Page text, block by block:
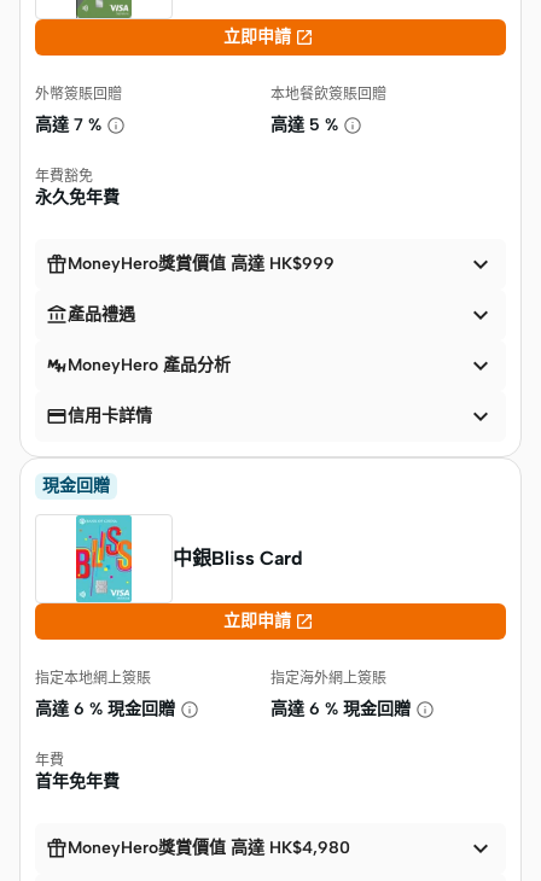
立即申請 
外幣簽賬回贈
高達 7 %
本地餐飲簽賬回贈
高達 5 %
年費豁免
永久免年費
MoneyHero獎賞價值 高達 HK$999 
產品禮遇 
MoneyHero 產品分析 
信用卡詳情 
現金回贈
中銀Bliss Card
立即申請 
指定本地網上簽賬
高達 6 % 現金回贈
指定海外網上簽賬
高達 6 % 現金回贈
年費
首年免年費
MoneyHero獎賞價值 高達 HK$4,980 